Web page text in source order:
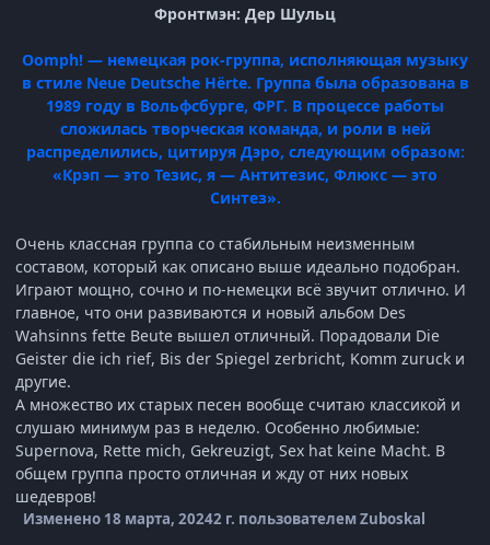
Фронтмэн: Дер Шульц
Oomph! — немецкая рок-группа, исполняющая музыку
в стиле Neue Deutsche Hёrte. Группа была образована в
1989 году в Вольфсбурге, ФРГ. В процессе работы
сложилась творческая команда, и роли в ней
распределились, цитируя Дэро, следующим образом:
«Крэп — это Тезис, я — Антитезис, Флюкс — это
Синтез».
Очень классная группа со стабильным неизменным
составом, который как описано выше идеально подобран.
Играют мощно, сочно и по-немецки всё звучит отлично. И
главное, что они развиваются и новый альбом Des
Wahsinns fette Beute вышел отличный. Порадовали Die
Geister die ich rief, Bis der Spiegel zerbricht, Komm zuruck и
другие.
А множество их старых песен вообще считаю классикой и
слушаю минимум раз в неделю. Особенно любимые:
Supernova, Rette mich, Gekreuzigt, Sex hat keine Macht. В
общем группа просто отличная и жду от них новых
шедевров!
Изменено 18 марта, 20242 г. пользователем Zuboskal